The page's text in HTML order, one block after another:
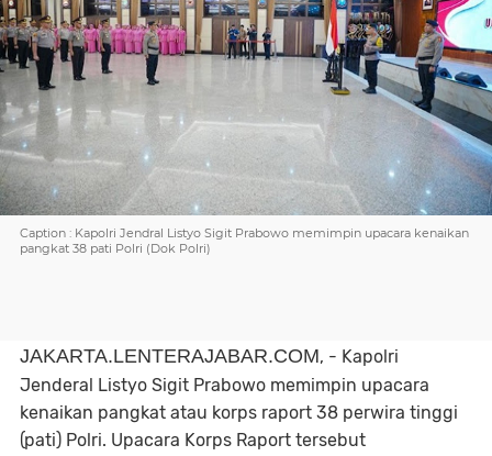
Caption : Kapolri Jendral Listyo Sigit Prabowo memimpin upacara kenaikan
pangkat 38 pati Polri (Dok Polri)
JAKARTA.LENTERAJABAR.COM, - Kapolri
Jenderal Listyo Sigit Prabowo memimpin upacara
kenaikan pangkat atau korps raport 38 perwira tinggi
(pati) Polri. Upacara Korps Raport tersebut